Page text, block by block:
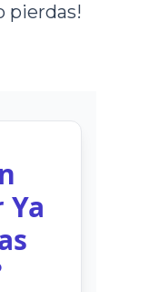
pierdas!
Ya